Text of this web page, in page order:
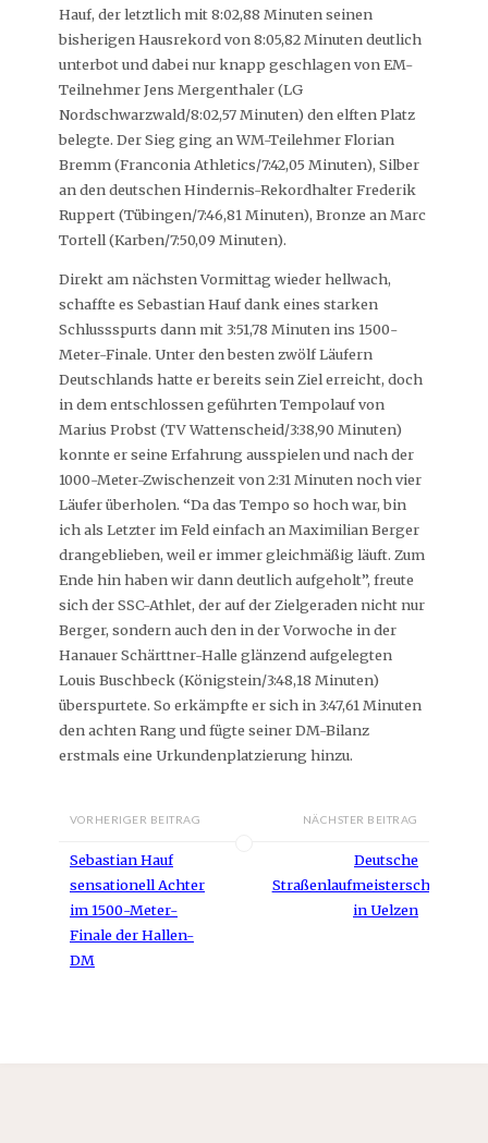
Hauf, der letztlich mit 8:02,88 Minuten seinen
bisherigen Hausrekord von 8:05,82 Minuten deutlich
unterbot und dabei nur knapp geschlagen von EM-
Teilnehmer Jens Mergenthaler (LG
Nordschwarzwald/8:02,57 Minuten) den elften Platz
belegte. Der Sieg ging an WM-Teilehmer Florian
Bremm (Franconia Athletics/7:42,05 Minuten), Silber
an den deutschen Hindernis-Rekordhalter Frederik
Ruppert (Tübingen/7:46,81 Minuten), Bronze an Marc
Tortell (Karben/7:50,09 Minuten).
Direkt am nächsten Vormittag wieder hellwach,
schaffte es Sebastian Hauf dank eines starken
Schlussspurts dann mit 3:51,78 Minuten ins 1500-
Meter-Finale. Unter den besten zwölf Läufern
Deutschlands hatte er bereits sein Ziel erreicht, doch
in dem entschlossen geführten Tempolauf von
Marius Probst (TV Wattenscheid/3:38,90 Minuten)
konnte er seine Erfahrung ausspielen und nach der
1000-Meter-Zwischenzeit von 2:31 Minuten noch vier
Läufer überholen. “Da das Tempo so hoch war, bin
ich als Letzter im Feld einfach an Maximilian Berger
drangeblieben, weil er immer gleichmäßig läuft. Zum
Ende hin haben wir dann deutlich aufgeholt”, freute
sich der SSC-Athlet, der auf der Zielgeraden nicht nur
Berger, sondern auch den in der Vorwoche in der
Hanauer Schärttner-Halle glänzend aufgelegten
Louis Buschbeck (Königstein/3:48,18 Minuten)
überspurtete. So erkämpfte er sich in 3:47,61 Minuten
den achten Rang und fügte seiner DM-Bilanz
erstmals eine Urkundenplatzierung hinzu.
VORHERIGER BEITRAG
Sebastian Hauf
sensationell Achter
im 1500-Meter-
Finale der Hallen-
DM
NÄCHSTER BEITRAG
Deutsche
Straßenlaufmeisterschaften
in Uelzen